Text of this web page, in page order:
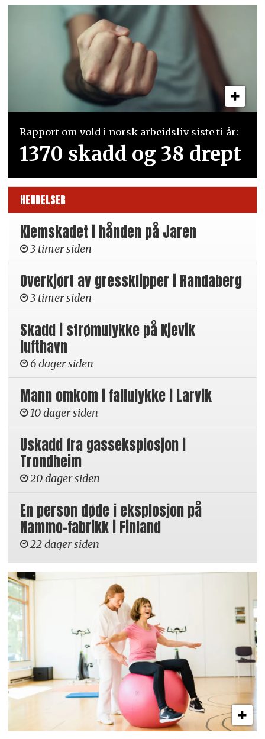
Rapport om vold i norsk arbeidsliv siste ti år:
1370 skadd og 38 drept
HENDELSER
Klemskadet i hånden på Jaren
3 timer siden
Overkjørt av gressklipper i Randaberg
3 timer siden
Skadd i strømulykke på Kjevik
lufthavn
6 dager siden
Mann omkom i fallulykke i Larvik
10 dager siden
Uskadd fra gasseksplosjon i
Trondheim
20 dager siden
En person døde i eksplosjon på
Nammo-fabrikk i Finland
22 dager siden